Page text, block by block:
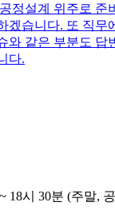
정설계 위주로 준
겠습니다. 또 직무
와 같은 부분도 답
다.
18시 30분 (주말,